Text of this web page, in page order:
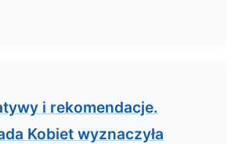
i rekomendacje.
Kobiet wyznaczyła